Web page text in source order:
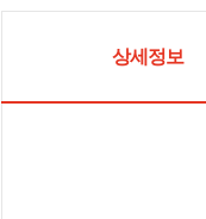
상세정보